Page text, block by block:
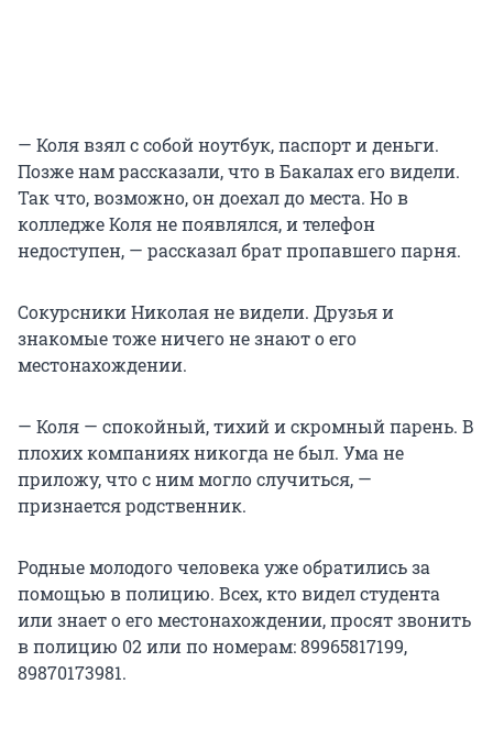
— Коля взял с собой ноутбук, паспорт и деньги.
Позже нам рассказали, что в Бакалах его видели.
Так что, возможно, он доехал до места. Но в
колледже Коля не появлялся, и телефон
недоступен, — рассказал брат пропавшего парня.
Сокурсники Николая не видели. Друзья и
знакомые тоже ничего не знают о его
местонахождении.
— Коля — спокойный, тихий и скромный парень. В
плохих компаниях никогда не был. Ума не
приложу, что с ним могло случиться, —
признается родственник.
Родные молодого человека уже обратились за
помощью в полицию. Всех, кто видел студента
или знает о его местонахождении, просят звонить
в полицию 02 или по номерам: 89965817199,
89870173981.